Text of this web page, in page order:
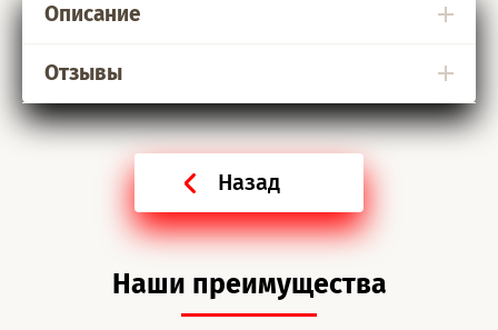
Наши преимущества
Описание
Отзывы
Назад